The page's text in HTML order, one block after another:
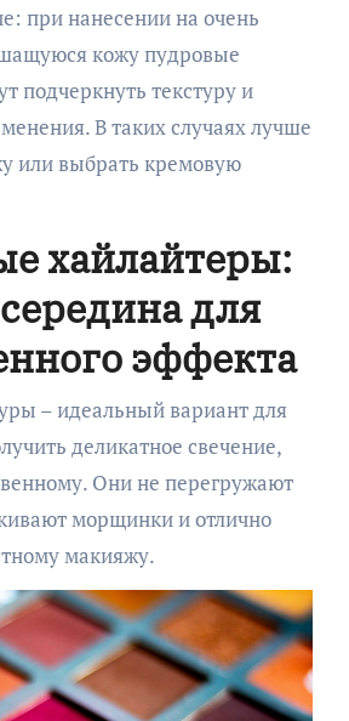
при нанесении на очень
кожу пудровые
подчеркнуть текстуру и
В таких случаях лучше
или выбрать кремовую
хайлайтеры:
для
эффекта
– идеальный вариант для
деликатное свечение,
Они не перегружают
морщинки и отлично
макияжу.